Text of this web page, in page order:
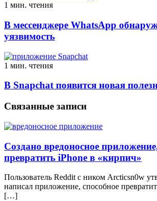
1 мин. чтения
В мессенджере WhatsApp
уязвимость
1 мин. чтения
В Snapchat появится новая
Связанные записи
Создано вредоносное
превратить iPhone в «кирпич»
Пользователь Reddit с ником Arcticsn0w
написал приложение, способное
[…]